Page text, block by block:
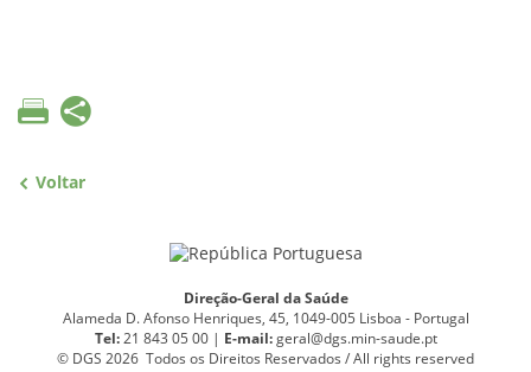
Voltar
Direção-Geral da Saúde
Alameda D. Afonso Henriques, 45, 1049-005 Lisboa - Portugal
Tel:21 843 05 00 | E-mail: geral@dgs.min-saude.pt
© DGS 2026 Todos os Direitos Reservados / All rights reserved